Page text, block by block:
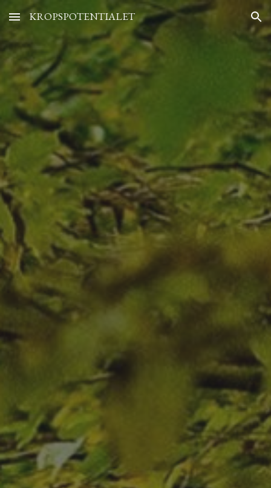
Skip to main content Skip to navigation
KROPSPOTENTIALET